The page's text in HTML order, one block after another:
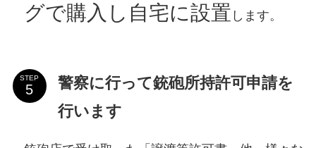
グで購入し自宅に設置 します。
STEP
警察に行って銃砲所持許可申請を
行います